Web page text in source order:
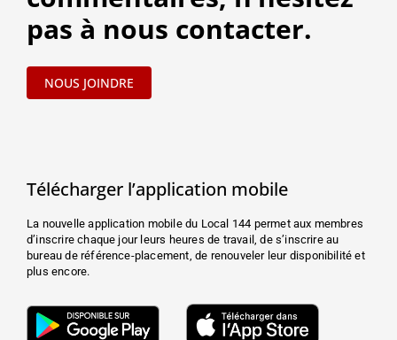
pas à nous contacter.
NOUS JOINDRE
Télécharger l’application mobile
La nouvelle application mobile du Local 144 permet aux membres
d’inscrire chaque jour leurs heures de travail, de s’inscrire au
bureau de référence-placement, de renouveler leur disponibilité et
plus encore.